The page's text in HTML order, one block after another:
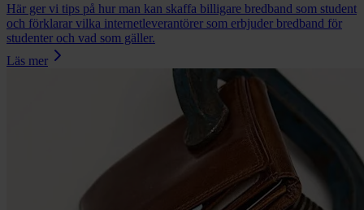
Här ger vi tips på hur man kan skaffa billigare bredband som student
och förklarar vilka internetleverantörer som erbjuder bredband för
studenter och vad som gäller.
Läs mer